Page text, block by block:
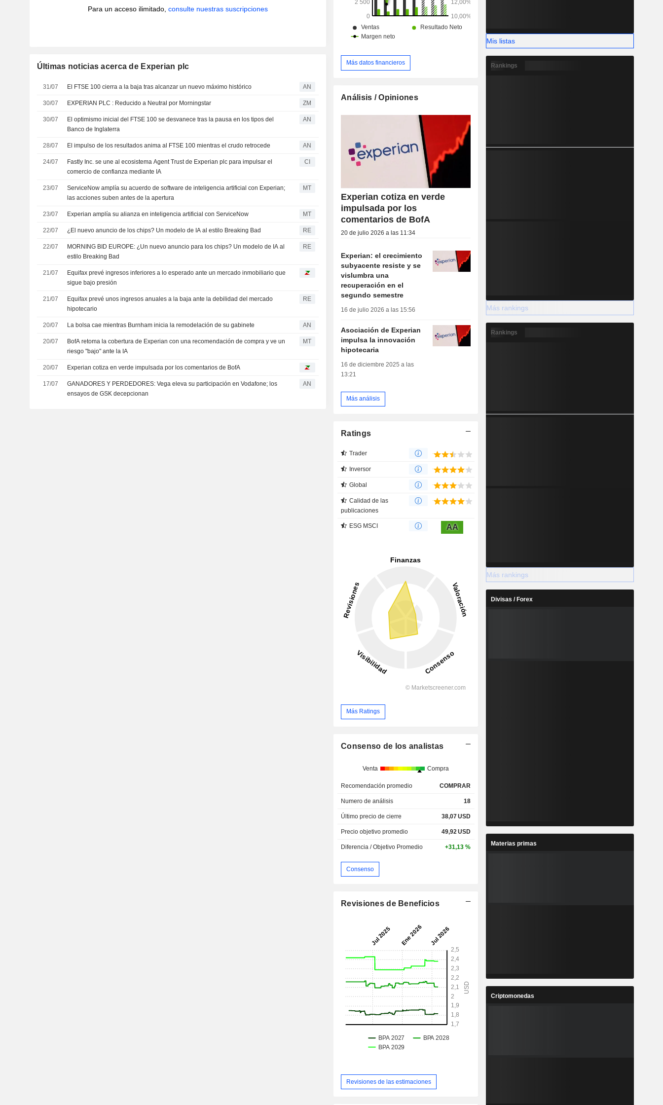
Para un acceso ilimitado, consulte nuestras suscripciones
Últimas noticias acerca de Experian plc
31/07 El FTSE 100 cierra a la baja tras alcanzar un nuevo máximo histórico AN
30/07 EXPERIAN PLC : Reducido a Neutral por Morningstar ZM
30/07
El optimismo inicial del FTSE 100 se desvanece tras la pausa en los tipos del
Banco de Inglaterra
AN
28/07 El impulso de los resultados anima al FTSE 100 mientras el crudo retrocede AN
24/07
Fastly Inc. se une al ecosistema Agent Trust de Experian plc para impulsar el
comercio de confianza mediante IA
CI
23/07
ServiceNow amplía su acuerdo de software de inteligencia artificial con Experian;
las acciones suben antes de la apertura
MT
23/07 Experian amplía su alianza en inteligencia artificial con ServiceNow MT
22/07 ¿El nuevo anuncio de los chips? Un modelo de IA al estilo Breaking Bad RE
22/07
MORNING BID EUROPE: ¿Un nuevo anuncio para los chips? Un modelo de IA al
estilo Breaking Bad
RE
21/07
Equifax prevé ingresos inferiores a lo esperado ante un mercado inmobiliario que
sigue bajo presión
21/07
Equifax prevé unos ingresos anuales a la baja ante la debilidad del mercado
hipotecario
RE
20/07 La bolsa cae mientras Burnham inicia la remodelación de su gabinete AN
20/07
BofA retoma la cobertura de Experian con una recomendación de compra y ve un
riesgo "bajo" ante la IA
MT
20/07 Experian cotiza en verde impulsada por los comentarios de BofA
17/07
GANADORES Y PERDEDORES: Vega eleva su participación en Vodafone; los
ensayos de GSK decepcionan
AN
Más datos financieros
Análisis / Opiniones
Experian cotiza en verde
impulsada por los
comentarios de BofA
20 de julio 2026 a las 11:34
Experian: el crecimiento
subyacente resiste y se
vislumbra una
recuperación en el
segundo semestre
16 de julio 2026 a las 15:56
Asociación de Experian
impulsa la innovación
hipotecaria
16 de diciembre 2025 a las
13:21
Más análisis
Ratings
Trader
Inversor
Global
Calidad de las
publicaciones
ESG MSCI AA
Más Ratings
Consenso de los analistas
Venta Compra
Recomendación promedio COMPRAR
Numero de análisis 18
Último precio de cierre 38,07USD
Precio objetivo promedio 49,92USD
Diferencia / Objetivo Promedio +31,13 %
Consenso
Revisiones de Beneficios
Revisiones de las estimaciones
Mis listas
Rankings
Más rankings
Rankings
Más rankings
Divisas / Forex
Materias primas
Criptomonedas